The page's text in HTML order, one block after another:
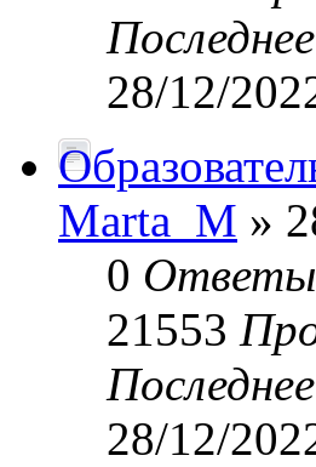
28/12/
Marta_M »
0 Ответы
21553
28/12/